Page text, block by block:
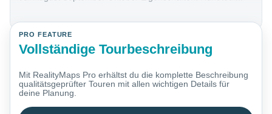
PRO FEATURE
Vollständige Tourbeschreibung
Mit RealityMaps Pro erhältst du die komplette Beschreibung
qualitätsgeprüfter Touren mit allen wichtigen Details für
deine Planung.